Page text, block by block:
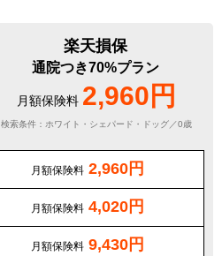
楽天損保
通院つき70%プラン
月額保険料 2,960円
検索条件：ホワイト・シェパード・ドッグ／0歳
月額保険料 2,960円
月額保険料 4,020円
月額保険料 9,430円